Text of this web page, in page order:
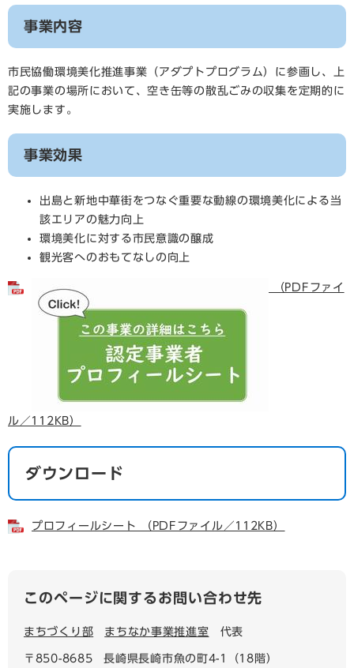
事業内容
市民協働環境美化推進事業（アダプトプログラム）に参画し、上
記の事業の場所において、空き缶等の散乱ごみの収集を定期的に
実施します。
事業効果
出島と新地中華街をつなぐ重要な動線の環境美化による当
該エリアの魅力向上
環境美化に対する市民意識の醸成
観光客へのおもてなしの向上
（PDFファイ
ル／112KB）
ダウンロード
プロフィールシート （PDFファイル／112KB）
このページに関するお問い合わせ先
まちづくり部 まちなか事業推進室 代表
〒850-8685
長崎県長崎市魚の町4-1（18階）